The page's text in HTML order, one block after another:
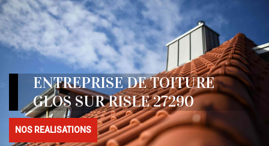
ENTREPRISE DE TOITURE
GLOS SUR RISLE 27290
NOS REALISATIONS